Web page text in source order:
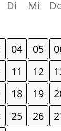
Di Mi
04 05
11 12
18 19
25 26